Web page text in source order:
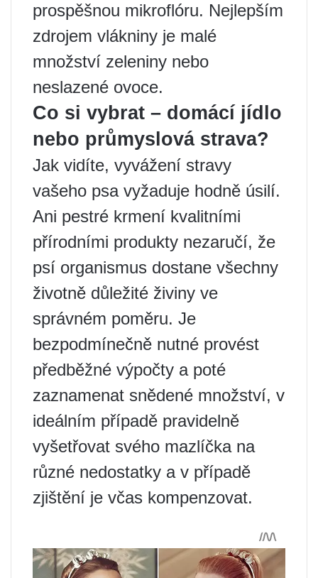
prospěšnou mikroflóru. Nejlepším
zdrojem vlákniny je malé
množství zeleniny nebo
neslazené ovoce.
Co si vybrat – domácí jídlo
nebo průmyslová strava?
Jak vidíte, vyvážení stravy
vašeho psa vyžaduje hodně úsilí.
Ani pestré krmení kvalitními
přírodními produkty nezaručí, že
psí organismus dostane všechny
životně důležité živiny ve
správném poměru. Je
bezpodmínečně nutné provést
předběžné výpočty a poté
zaznamenat snědené množství, v
ideálním případě pravidelně
vyšetřovat svého mazlíčka na
různé nedostatky a v případě
zjištění je včas kompenzovat.